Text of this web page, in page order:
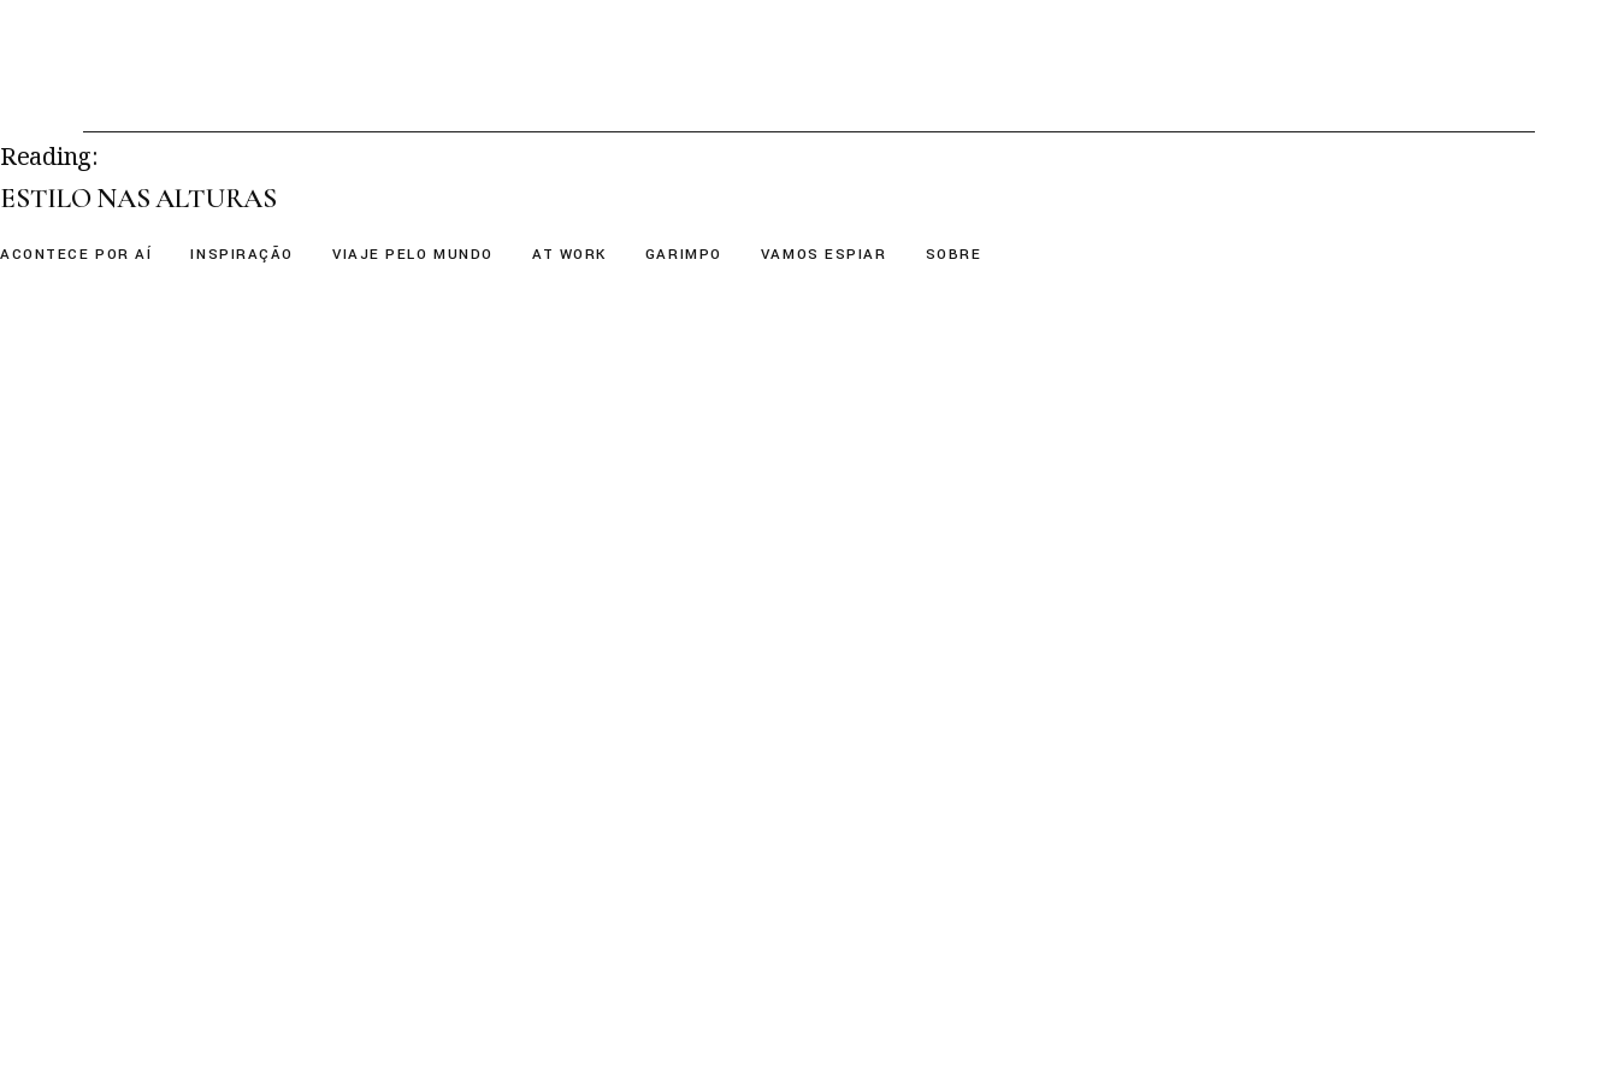
Reading:
ESTILO NAS ALTURAS
ACONTECE POR AÍ INSPIRAÇÃO VIAJE PELO MUNDO AT WORK GARIMPO VAMOS ESPIAR SOBRE